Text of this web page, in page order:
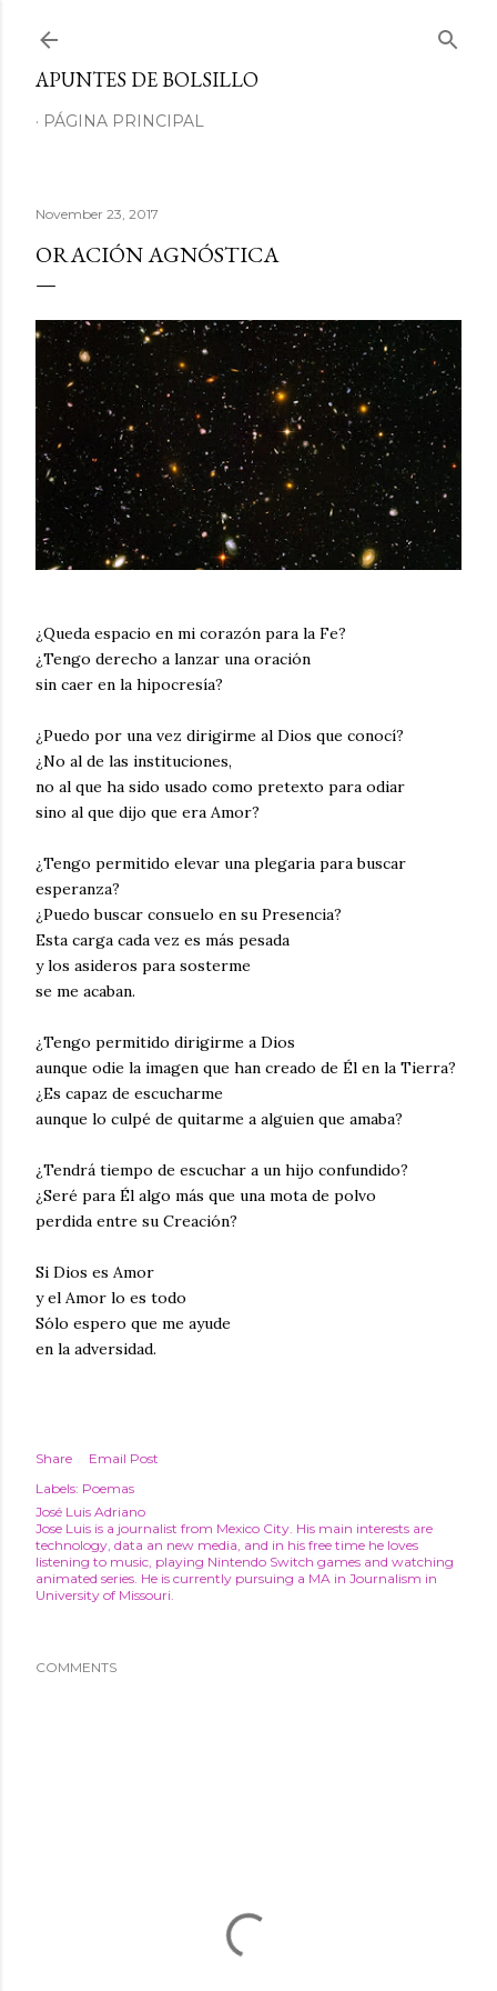
APUNTES DE BOLSILLO
PÁGINA PRINCIPAL
November 23, 2017
ORACIÓN AGNÓSTICA
¿Queda espacio en mi corazón para la Fe?
¿Tengo derecho a lanzar una oración
sin caer en la hipocresía?
¿Puedo por una vez dirigirme al Dios que conocí?
¿No al de las instituciones,
no al que ha sido usado como pretexto para odiar
sino al que dijo que era Amor?
¿Tengo permitido elevar una plegaria para buscar
esperanza?
¿Puedo buscar consuelo en su Presencia?
Esta carga cada vez es más pesada
y los asideros para sosterme
se me acaban.
¿Tengo permitido dirigirme a Dios
aunque odie la imagen que han creado de Él en la Tierra?
¿Es capaz de escucharme
aunque lo culpé de quitarme a alguien que amaba?
¿Tendrá tiempo de escuchar a un hijo confundido?
¿Seré para Él algo más que una mota de polvo
perdida entre su Creación?
Si Dios es Amor
y el Amor lo es todo
Sólo espero que me ayude
en la adversidad.
Share
Email Post
Labels: Poemas
José Luis Adriano
Jose Luis is a journalist from Mexico City. His main interests are
technology, data an new media, and in his free time he loves
listening to music, playing Nintendo Switch games and watching
animated series. He is currently pursuing a MA in Journalism in
University of Missouri.
COMMENTS